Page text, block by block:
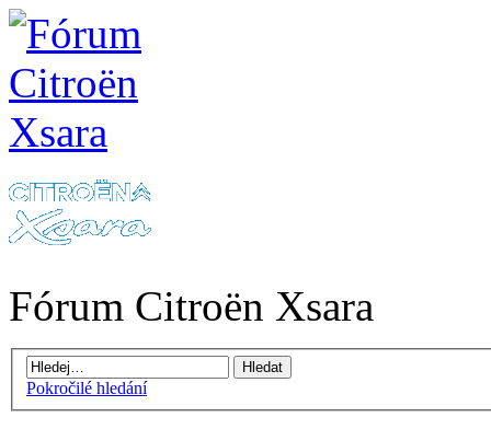
Fórum Citroën Xsara
Pokročilé hledání